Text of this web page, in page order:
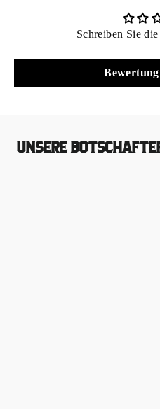
Schreiben Sie
UNSERE